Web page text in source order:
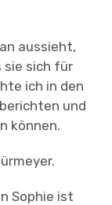
aussieht,
sie sich für
ich in den
und
können.
Sophie ist